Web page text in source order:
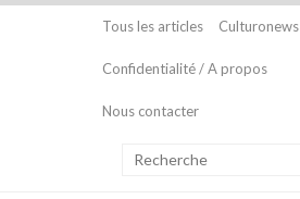
Tous les articles Culturonews
Confidentialité / A propos
Nous contacter